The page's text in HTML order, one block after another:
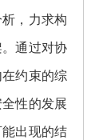
，力求构
通过对协
约束的综
性的发展
出现的结